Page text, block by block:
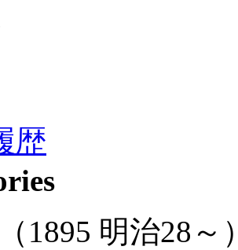
歴
1895 明治28～